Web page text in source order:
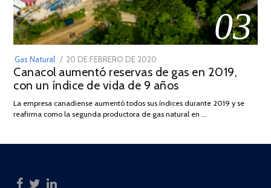
03
Gas Natural
POSTED
ON
20 DE FEBRERO DE 2020
DE
JULIO
2025
Canacol aumentó reservas de gas en 2019,
con un índice de vida de 9 años
La empresa canadiense aumentó todos sus índices durante 2019 y se
reafirma como la segunda productora de gas natural en …